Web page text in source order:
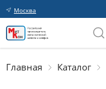
Москва
Главная Каталог